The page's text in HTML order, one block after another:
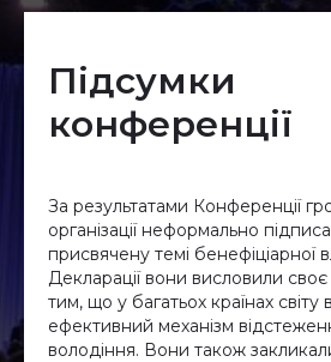
Підсумки
конференції
За результатами Конференції
організації неформально
присвячену темі бенефіціарної
Декларації вони висловили
тим, що у багатьох країнах світу
ефективний механізм
володіння. Вони також